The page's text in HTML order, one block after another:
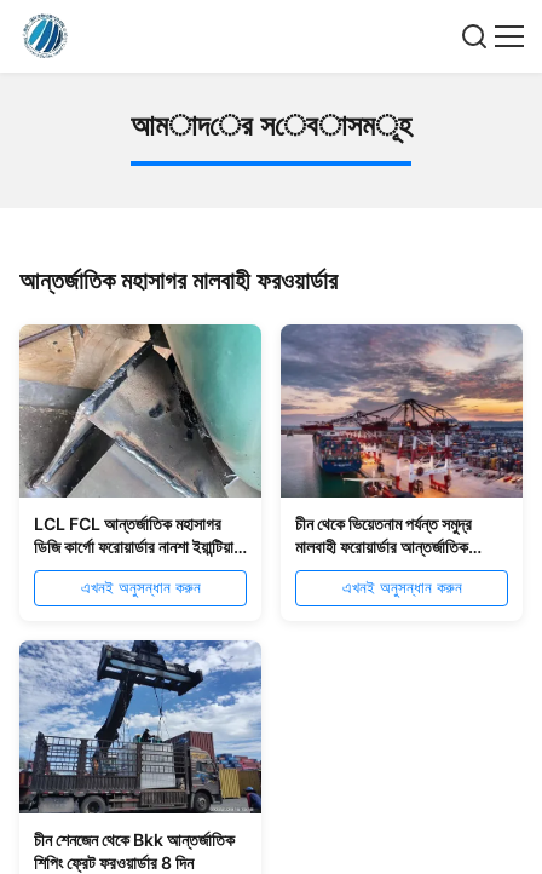
আমাদের সেবাসমূহ
আন্তর্জাতিক মহাসাগর মালবাহী ফরওয়ার্ডার
LCL FCL আন্তর্জাতিক মহাসাগর
ডিজি কার্গো ফরোয়ার্ডার নানশা ইয়ান্টিয়ান
ভারতে
এখনই অনুসন্ধান করুন
চীন থেকে ভিয়েতনাম পর্যন্ত সমুদ্র
মালবাহী ফরোয়ার্ডার আন্তর্জাতিক
মহাসাগরের মালবাহী ফরোয়ার্ডার
এখনই অনুসন্ধান করুন
চীন শেনজেন থেকে Bkk আন্তর্জাতিক
শিপিং ফ্রেট ফরওয়ার্ডার 8 দিন